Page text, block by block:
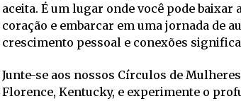
aceita. É um lugar onde você pode baixar
coração e embarcar em uma jornada de
crescimento pessoal e conexões
Junte-se aos nossos Círculos de
Florence, Kentucky, e experimente o